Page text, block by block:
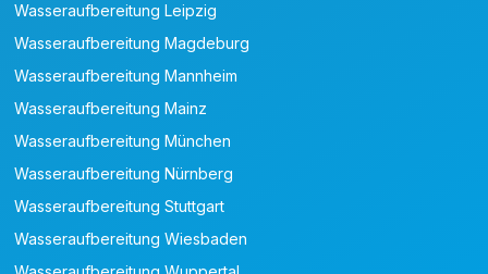
Wasseraufbereitung Leipzig
Wasseraufbereitung Magdeburg
Wasseraufbereitung Mannheim
Wasseraufbereitung Mainz
Wasseraufbereitung München
Wasseraufbereitung Nürnberg
Wasseraufbereitung Stuttgart
Wasseraufbereitung Wiesbaden